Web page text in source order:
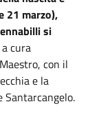
21 marzo),
si
a cura
con il
e la
Santarcangelo.